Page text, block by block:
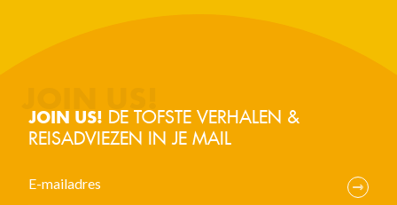
JOIN US! DE TOFSTE VERHALEN &
REISADVIEZEN IN JE MAIL